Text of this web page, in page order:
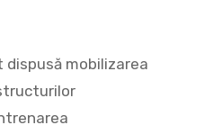
mobilizarea